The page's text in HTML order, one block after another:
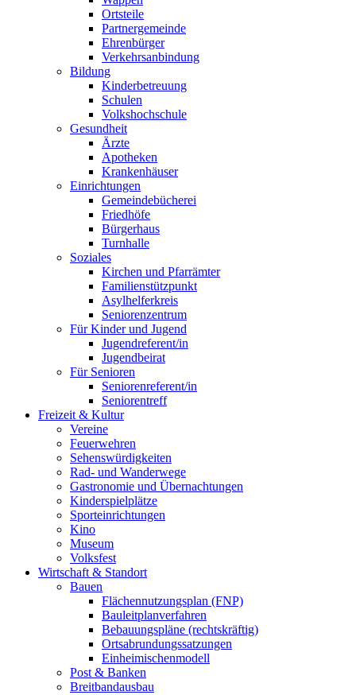
Ortsteile
Partnergemeinde
Ehrenbürger
Verkehrsanbindung
Bildung
Kinderbetreuung
Schulen
Volkshochschule
Gesundheit
Ärzte
Apotheken
Krankenhäuser
Einrichtungen
Gemeindebücherei
Friedhöfe
Bürgerhaus
Turnhalle
Soziales
Kirchen und Pfarrämter
Familienstützpunkt
Asylhelferkreis
Seniorenzentrum
Für Kinder und Jugend
Jugendreferent/in
Jugendbeirat
Für Senioren
Seniorenreferent/in
Seniorentreff
Freizeit & Kultur
Vereine
Feuerwehren
Sehenswürdigkeiten
Rad- und Wanderwege
Gastronomie und Übernachtungen
Kinderspielplätze
Sporteinrichtungen
Kino
Museum
Volksfest
Wirtschaft & Standort
Bauen
Flächennutzungsplan (FNP)
Bauleitplanverfahren
Bebauungspläne (rechtskräftig)
Ortsabrundungssatzungen
Einheimischenmodell
Post & Banken
Breitbandausbau